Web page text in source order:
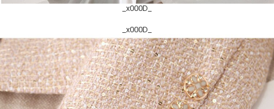
_x000D_
_x000D_